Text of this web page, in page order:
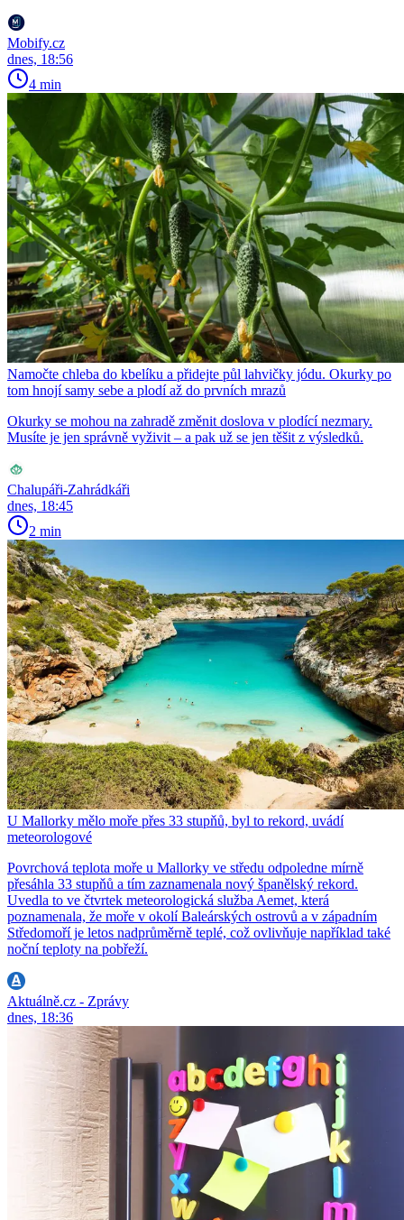
Mobify.cz
dnes, 18:56
4 min
Namočte chleba do kbelíku a přidejte půl lahvičky jódu. Okurky po
tom hnojí samy sebe a plodí až do prvních mrazů
Okurky se mohou na zahradě změnit doslova v plodící nezmary.
Musíte je jen správně vyživit – a pak už se jen těšit z výsledků.
Chalupáři-Zahrádkáři
dnes, 18:45
2 min
U Mallorky mělo moře přes 33 stupňů, byl to rekord, uvádí
meteorologové
Povrchová teplota moře u Mallorky ve středu odpoledne mírně
přesáhla 33 stupňů a tím zaznamenala nový španělský rekord.
Uvedla to ve čtvrtek meteorologická služba Aemet, která
poznamenala, že moře v okolí Baleárských ostrovů a v západním
Středomoří je letos nadprůměrně teplé, což ovlivňuje například také
noční teploty na pobřeží.
Aktuálně.cz - Zprávy
dnes, 18:36